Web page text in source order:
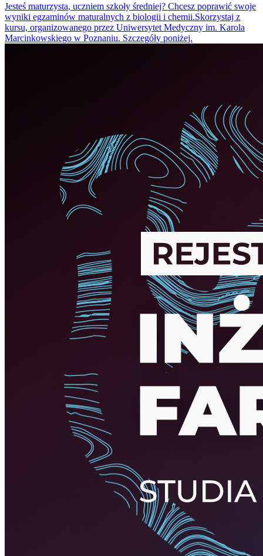
Jesteś maturzystą, uczniem szkoły średniej? Chcesz poprawić swoje
wyniki egzaminów maturalnych z biologii i chemii.Skorzystaj z
kursu, organizowanego przez Uniwersytet Medyczny im. Karola
Marcinkowskiego w Poznaniu. Szczegóły poniżej.